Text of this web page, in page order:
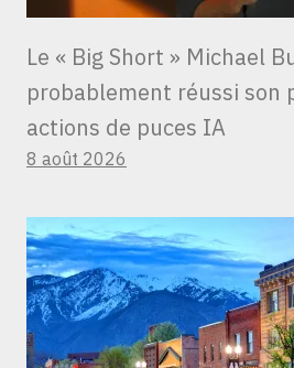
Le « Big Short » Michael
probablement réussi son
actions de puces IA
8 août 2026